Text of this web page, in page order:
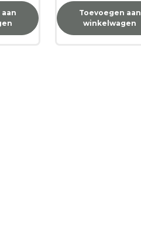
Toevoegen aan
winkelwagen